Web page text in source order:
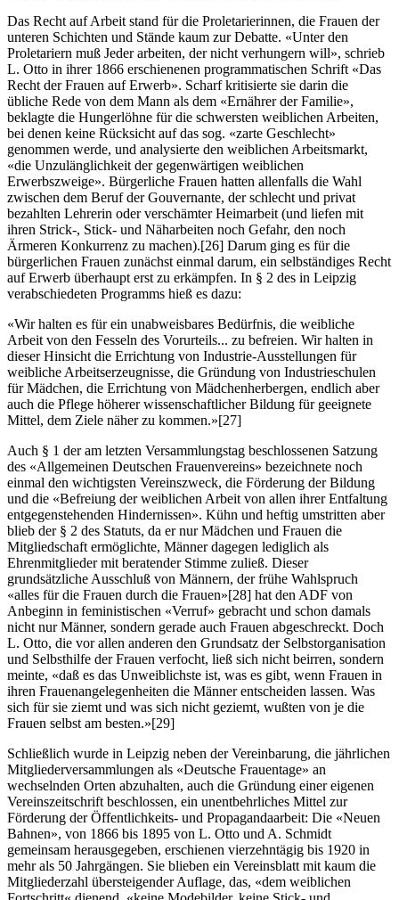
Das Recht auf Arbeit stand für die Proletarierinnen, die Frauen der
unteren Schichten und Stände kaum zur Debatte. «Unter den
Proletariern muß Jeder arbeiten, der nicht verhungern will», schrieb
L. Otto in ihrer 1866 erschienenen programmatischen Schrift «Das
Recht der Frauen auf Erwerb». Scharf kritisierte sie darin die
übliche Rede von dem Mann als dem «Ernährer der Familie»,
beklagte die Hungerlöhne für die schwersten weiblichen Arbeiten,
bei denen keine Rücksicht auf das sog. «zarte Geschlecht»
genommen werde, und analysierte den weiblichen Arbeitsmarkt,
«die Unzulänglichkeit der gegenwärtigen weiblichen
Erwerbszweige». Bürgerliche Frauen hatten allenfalls die Wahl
zwischen dem Beruf der Gouvernante, der schlecht und privat
bezahlten Lehrerin oder verschämter Heimarbeit (und liefen mit
ihren Strick-, Stick- und Näharbeiten noch Gefahr, den noch
Ärmeren Konkurrenz zu machen).[26] Darum ging es für die
bürgerlichen Frauen zunächst einmal darum, ein selbständiges Recht
auf Erwerb überhaupt erst zu erkämpfen. In § 2 des in Leipzig
verabschiedeten Programms hieß es dazu:
«Wir halten es für ein unabweisbares Bedürfnis, die weibliche
Arbeit von den Fesseln des Vorurteils... zu befreien. Wir halten in
dieser Hinsicht die Errichtung von Industrie-Ausstellungen für
weibliche Arbeitserzeugnisse, die Gründung von Industrieschulen
für Mädchen, die Errichtung von Mädchenherbergen, endlich aber
auch die Pflege höherer wissenschaftlicher Bildung für geeignete
Mittel, dem Ziele näher zu kommen.»[27]
Auch § 1 der am letzten Versammlungstag beschlossenen Satzung
des «Allgemeinen Deutschen Frauenvereins» bezeichnete noch
einmal den wichtigsten Vereinszweck, die Förderung der Bildung
und die «Befreiung der weiblichen Arbeit von allen ihrer Entfaltung
entgegenstehenden Hindernissen». Kühn und heftig umstritten aber
blieb der § 2 des Statuts, da er nur Mädchen und Frauen die
Mitgliedschaft ermöglichte, Männer dagegen lediglich als
Ehrenmitglieder mit beratender Stimme zuließ. Dieser
grundsätzliche Ausschluß von Männern, der frühe Wahlspruch
«alles für die Frauen durch die Frauen»[28] hat den ADF von
Anbeginn in feministischen «Verruf» gebracht und schon damals
nicht nur Männer, sondern gerade auch Frauen abgeschreckt. Doch
L. Otto, die vor allen anderen den Grundsatz der Selbstorganisation
und Selbsthilfe der Frauen verfocht, ließ sich nicht beirren, sondern
meinte, «daß es das Unweiblichste ist, was es gibt, wenn Frauen in
ihren Frauenangelegenheiten die Männer entscheiden lassen. Was
sich für sie ziemt und was sich nicht geziemt, wußten von je die
Frauen selbst am besten.»[29]
Schließlich wurde in Leipzig neben der Vereinbarung, die jährlichen
Mitgliederversammlungen als «Deutsche Frauentage» an
wechselnden Orten abzuhalten, auch die Gründung einer eigenen
Vereinszeitschrift beschlossen, ein unentbehrliches Mittel zur
Förderung der Öffentlichkeits- und Propagandaarbeit: Die «Neuen
Bahnen», von 1866 bis 1895 von L. Otto und A. Schmidt
gemeinsam herausgegeben, erschienen vierzehntägig bis 1920 in
mehr als 50 Jahrgängen. Sie blieben ein Vereinsblatt mit kaum die
Mitgliederzahl übersteigender Auflage, das, «dem weiblichen